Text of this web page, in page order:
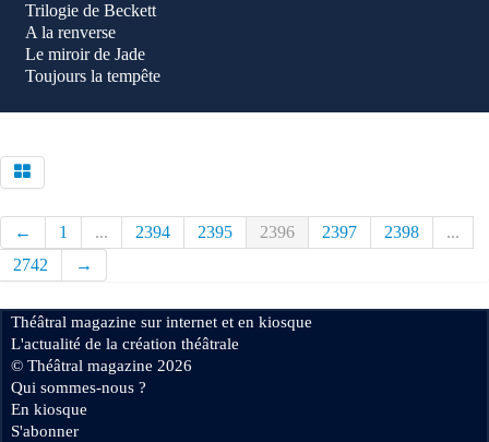
Trilogie de Beckett
A la renverse
Le miroir de Jade
Toujours la tempête
← 1 ... 2394 2395 2396 2397 2398
...
2742
→
Théâtral magazine sur internet et en kiosque
L'actualité de la création théâtrale
© Théâtral magazine 2026
Qui sommes-nous ?
En kiosque
S'abonner